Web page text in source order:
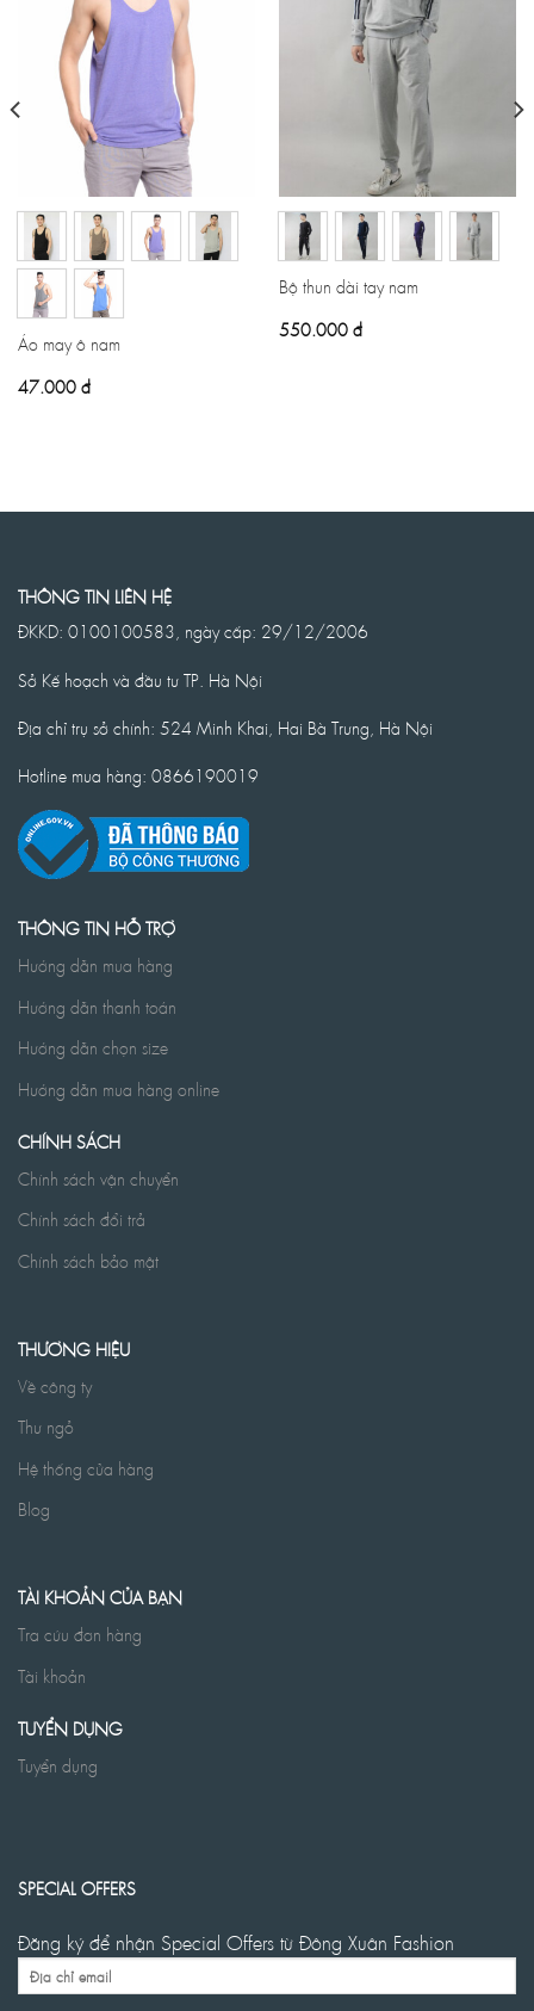
Áo may ô nam
47.000 đ
Bộ thun dài tay nam
550.000 đ
THÔNG TIN LIÊN HỆ
ĐKKD: 0100100583, ngày cấp: 29/12/2006
Sở Kế hoạch và đầu tư TP. Hà Nội
Địa chỉ trụ sở chính: 524 Minh Khai, Hai Bà Trưng, Hà Nội
Hotline mua hàng: 0866190019
THÔNG TIN HỖ TRỢ
Hướng dẫn mua hàng
Hướng dẫn thanh toán
Hướng dẫn chọn size
Hướng dẫn mua hàng online
CHÍNH SÁCH
Chính sách vận chuyển
Chính sách đổi trả
Chính sách bảo mật
THƯƠNG HIỆU
Về công ty
Thư ngỏ
Hệ thống cửa hàng
Blog
TÀI KHOẢN CỦA BẠN
Tra cứu đơn hàng
Tài khoản
TUYỂN DỤNG
Tuyển dụng
SPECIAL OFFERS
Đăng ký để nhận Special Offers từ Đông Xuân Fashion